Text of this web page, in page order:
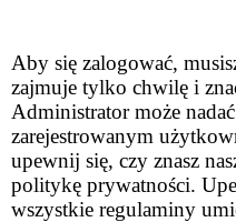
Aby się zalogować,
zajmuje tylko chwilę i
Administrator może
zarejestrowanym
upewnij się, czy znasz
politykę prywatności.
wszystkie regulaminy